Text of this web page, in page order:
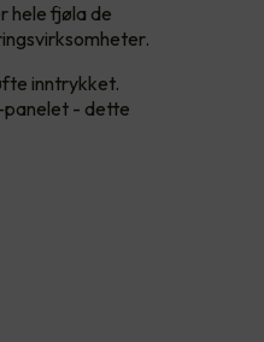
hele fjøla de
inntrykket.
panelet - dette